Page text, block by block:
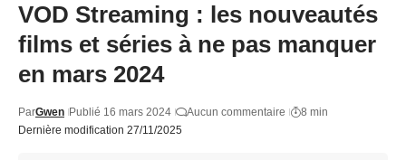
VOD Streaming : les nouveautés
films et séries à ne pas manquer
en mars 2024
Dernière modification 27/11/2025
ParGwen Publié 16 mars 2024 Aucun commentaire 8 min